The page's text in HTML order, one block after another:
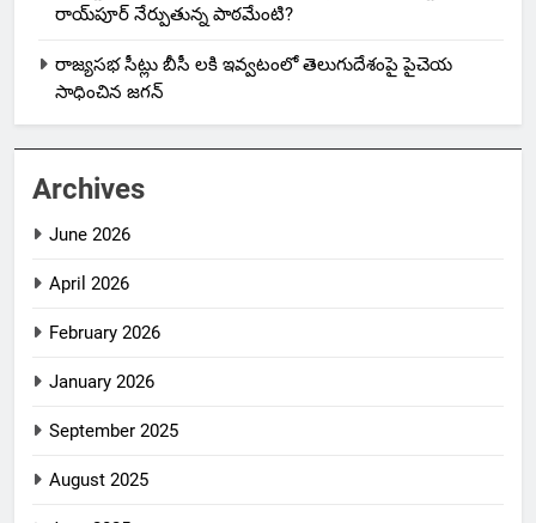
రాయ్‌పూర్ నేర్పుతున్న పాఠమేంటి?
రాజ్యసభ సీట్లు బీసీ లకి ఇవ్వటంలో తెలుగుదేశంపై పైచెయ
సాధించిన జగన్
Archives
June 2026
April 2026
February 2026
January 2026
September 2025
August 2025